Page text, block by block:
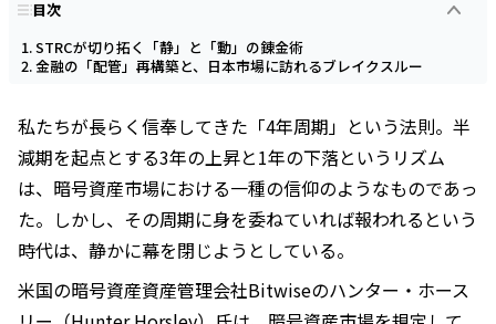
目次
STRCが切り拓く「静」と「動」の錬金術
金融の「配管」再構築と、日本市場に訪れるブレイクスルー
私たちが長らく信奉してきた「4年周期」という法則。半
減期を起点とする3年の上昇と1年の下落というリズム
は、暗号資産市場における一種の信仰のようなものであっ
た。しかし、その周期に身を委ねていれば報われるという
時代は、静かに幕を閉じようとしている。
米国の暗号資産資産管理会社Bitwiseのハンター・ホース